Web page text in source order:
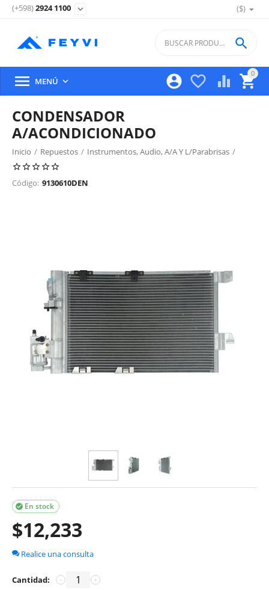
($)
(+598)2924 1100 expand_more
0

 


 MENÚ 
CONDENSADOR
A/ACONDICIONADO
Inicio / Repuestos / Instrumentos, Audio, A/A Y L/Parabrisas /
Condensador Y Caños A.A.
Código: 9130610DEN
En stock

$12,233
Realice una consulta
Cantidad: +
−